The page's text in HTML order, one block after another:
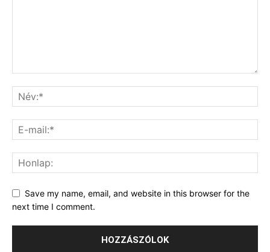
Save my name, email, and website in this browser for the
next time I comment.